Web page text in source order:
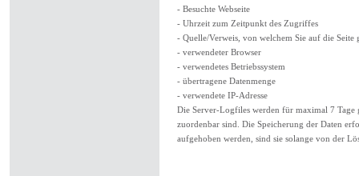
- Besuchte Webseite
- Uhrzeit zum Zeitpunkt des Zugriffes
- Quelle/Verweis, von welchem Sie auf die Seite
- verwendeter Browser
- verwendetes Betriebssystem
- übertragene Datenmenge
- verwendete IP-Adresse
Die Server-Logfiles werden für maximal 7 Tage
zuordenbar sind. Die Speicherung der Daten
aufgehoben werden, sind sie solange von der